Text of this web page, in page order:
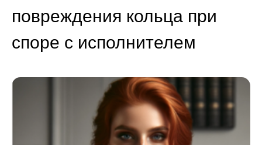
повреждения кольца при
споре с исполнителем